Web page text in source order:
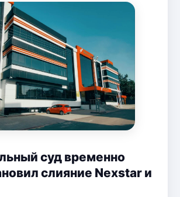
суд временно
слияние Nexstar и